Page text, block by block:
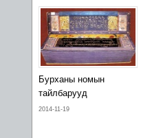
Бурханы номын
тайлбарууд
2014-11-19